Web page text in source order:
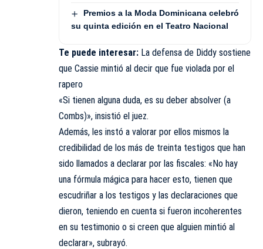
Premios a la Moda Dominicana celebró
su quinta edición en el Teatro Nacional
Te puede interesar: La defensa de Diddy sostiene
que Cassie mintió al decir que fue violada por el
rapero
«Si tienen alguna duda, es su deber absolver (a
Combs)», insistió el juez.
Además, les instó a valorar por ellos mismos la
credibilidad de los más de treinta testigos que han
sido llamados a declarar por las fiscales: «No hay
una fórmula mágica para hacer esto, tienen que
escudriñar a los testigos y las declaraciones que
dieron, teniendo en cuenta si fueron incoherentes
en su testimonio o si creen que alguien mintió al
declarar», subrayó.